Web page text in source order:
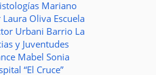
Mariano
Laura Oliva Escuela
Urbani Barrio La
y Juventudes
Mabel Sonia
“El Cruce”